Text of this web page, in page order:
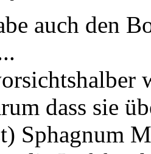
auch den
dass sie
Sphagnum